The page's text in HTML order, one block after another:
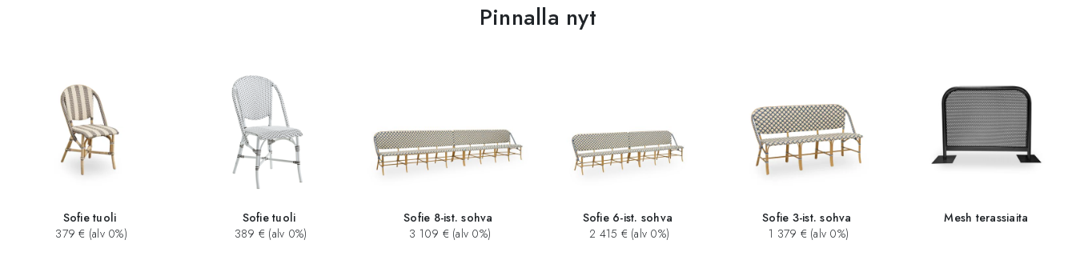
Pinnalla nyt
Sofie tuoli
379 € (alv 0%)
Sofie tuoli
389 € (alv 0%)
Sofie 8-ist. sohva
3 109 € (alv 0%)
Sofie 6-ist. sohva
2 415 € (alv 0%)
Sofie 3-ist. sohva
1 379 € (alv 0%)
Mesh terassiaita